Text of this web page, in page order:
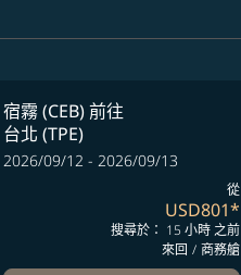
務艙 Selected
宿霧 (CEB)前往
台北 (TPE)
2026/09/12 - 2026/09/13
從
USD801*
搜尋於： 15 小時 之前
來回 / 商務艙